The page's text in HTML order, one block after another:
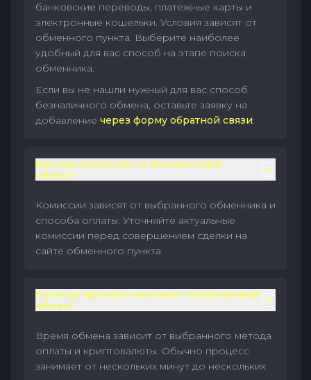
банковские переводы, платежные карты и
электронные кошельки. Условия зависят от
обменного пункта. Выберите наиболее
удобный для вас способ на этапе поиска
обменника.
Если вы не нашли нужный для вас способ
безналичного обмена, оставьте заявку на
добавление через форму обратной связи.
Каковы комиссии за безналичный
обмен?
Комиссии зависят от выбранного обменника и
способа оплаты. Уточняйте актуальные
комиссии перед совершением сделки на
сайте обменного пункта.
Сколько времени занимает безналичный
обмен?
Время обмена зависит от выбранного метода
оплаты и криптовалюты. Обычно процесс
занимает от нескольких минут до нескольких